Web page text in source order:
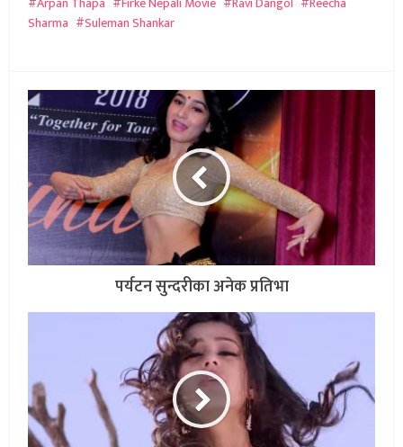
Sharma
Suleman Shankar
पर्यटन सुन्दरीका अनेक प्रतिभा